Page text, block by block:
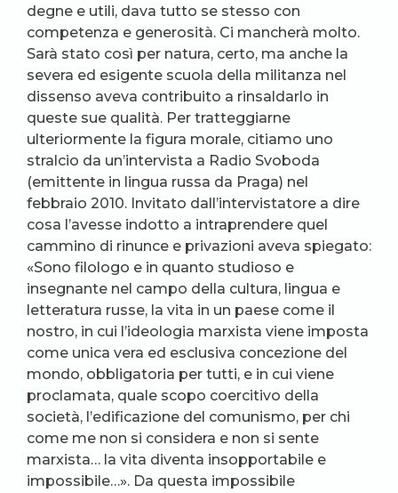
degne e utili, dava tutto se stesso con
competenza e generosità. Ci mancherà molto.
Sarà stato così per natura, certo, ma anche la
severa ed esigente scuola della militanza nel
dissenso aveva contribuito a rinsaldarlo in
queste sue qualità. Per tratteggiarne
ulteriormente la figura morale, citiamo uno
stralcio da un’intervista a Radio Svoboda
(emittente in lingua russa da Praga) nel
febbraio 2010. Invitato dall’intervistatore a dire
cosa l’avesse indotto a intraprendere quel
cammino di rinunce e privazioni aveva spiegato:
«Sono filologo e in quanto studioso e
insegnante nel campo della cultura, lingua e
letteratura russe, la vita in un paese come il
nostro, in cui l’ideologia marxista viene imposta
come unica vera ed esclusiva concezione del
mondo, obbligatoria per tutti, e in cui viene
proclamata, quale scopo coercitivo della
società, l’edificazione del comunismo, per chi
come me non si considera e non si sente
marxista… la vita diventa insopportabile e
impossibile…». Da questa impossibile